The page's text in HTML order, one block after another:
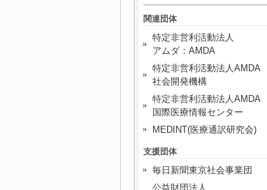
関連団体
特定非営利活動法人
アムダ：AMDA
特定非営利活動法人AMDA
社会開発機構
特定非営利活動法人AMDA
国際医療情報センター
MEDINT(医療通訳研究会)
支援団体
毎日新聞東京社会事業団
公益財団法人